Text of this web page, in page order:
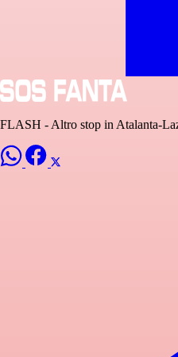
FLASH - Altro stop in Atalanta-